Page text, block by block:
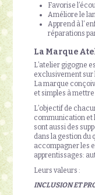
Favorise
Améliore le
Apprend à l’
réparations
La Marque
L’atelier gigogne
exclusivement sur
La marque
et simples à
L’objectif de
communication et
sont aussi des
dans la gestion du
accompagner les
apprentissages:
Leurs valeurs :
INCLUSION ET